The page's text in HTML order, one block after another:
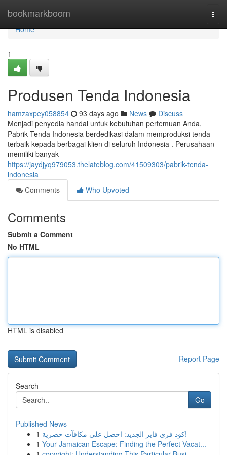
bookmarkboom
Home
Home
1
Produsen Tenda Indonesia
hamzaxpey058854 93 days ago News
Discuss
Menjadi penyedia handal untuk kebutuhan pertemuan Anda,
Pabrik Tenda Indonesia berdedikasi dalam memproduksi tenda
terbaik kepada berbagai klien di seluruh Indonesia . Perusahaan
memiliki banyak
https://jaydjyq979053.thelateblog.com/41509303/pabrik-tenda-
indonesia
Comments
Who Upvoted
Comments
Submit a Comment
No HTML
HTML is disabled
Report Page
Search
Go
Published News
1
كود فري فاير الجديد: احصل على مكافآت حصرية!
1 Your Jamaican Escape: Finding the Perfect Vacat...